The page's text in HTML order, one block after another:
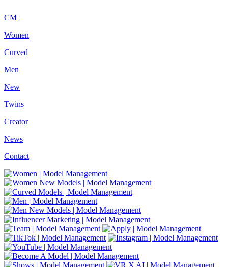
CM
Women
Curved
Men
New
Twins
Creator
News
Contact